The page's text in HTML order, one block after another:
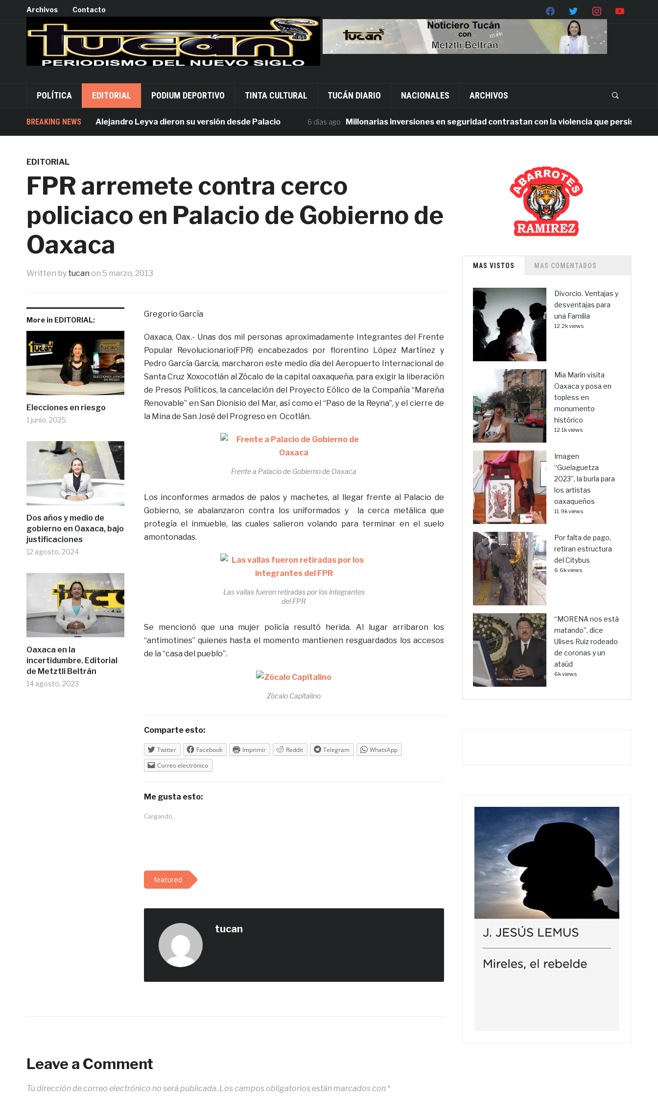
Archivos Contacto
POLÍTICA EDITORIAL PODIUM DEPORTIVO TINTA CULTURAL TUCÁN DIARIO NACIONALES ARCHIVOS
BREAKING NEWS
Acusados por Alejandro Leyva dieron su versión desde Palacio 6 días ago Millonarias inversiones en seguridad contrastan con la violencia que persiste en
EDITORIAL
FPR arremete contra cerco
policiaco en Palacio de Gobierno de
Oaxaca
Written by tucan on 5 marzo, 2013
More in EDITORIAL:
Elecciones en riesgo
1 junio, 2025
Dos años y medio de
gobierno en Oaxaca, bajo
justificaciones
12 agosto, 2024
Oaxaca en la
incertidumbre. Editorial
de Metztli Beltrán
14 agosto, 2023
Gregorio García
Oaxaca, Oax.- Unas dos mil personas aproximadamente Integrantes del Frente
Popular Revolucionario(FPR) encabezados por florentino López Martínez y
Pedro García García, marcharon este medio día del Aeropuerto Internacional de
Santa Cruz Xoxocotlán al Zócalo de la capital oaxaqueña, para exigir la liberación
de Presos Políticos, la cancelación del Proyecto Eólico de la Compañía “Mareña
Renovable” en San Dionisio del Mar, así como el “Paso de la Reyna”, y el cierre de
la Mina de San José del Progreso en Ocotlán.
Frente a Palacio de Gobierno de Oaxaca
Los inconformes armados de palos y machetes, al llegar frente al Palacio de
Gobierno, se abalanzaron contra los uniformados y la cerca metálica que
protegía el inmueble, las cuales salieron volando para terminar en el suelo
amontonadas.
Las vallas fueron retiradas por los integrantes
del FPR
Se mencionó que una mujer policía resultó herida. Al lugar arribaron los
“antimotines” quienes hasta el momento mantienen resguardados los accesos
de la “casa del pueblo”.
Zócalo Capitalino
Comparte esto:
Twitter Facebook Imprimir Reddit Telegram
WhatsApp
Correo electrónico
Me gusta esto:
Cargando...
featured
tucan
Leave a Comment
Tu dirección de correo electrónico no será publicada. Los campos obligatorios están marcados con *
MAS VISTOS MAS COMENTADOS
Divorcio. Ventajas y
desventajas para
una Familia
12.2k views
Mía Marín visita
Oaxaca y posa en
topless en
monumento
histórico
12.1k views
Imagen
“Guelaguetza
2023”, la burla para
los artistas
oaxaqueños
11.9k views
Por falta de pago,
retiran estructura
del Citybus
6.6k views
“MORENA nos está
matando”, dice
Ulises Ruiz rodeado
de coronas y un
ataúd
6k views